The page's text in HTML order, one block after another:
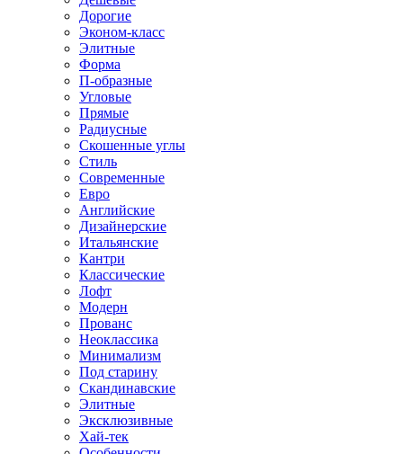
Дорогие
Эконом-класс
Элитные
Форма
П-образные
Угловые
Прямые
Радиусные
Скошенные углы
Стиль
Современные
Евро
Английские
Дизайнерские
Итальянские
Кантри
Классические
Лофт
Модерн
Прованс
Неоклассика
Минимализм
Под старину
Скандинавские
Элитные
Эксклюзивные
Хай-тек